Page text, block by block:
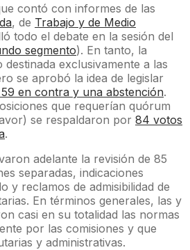
contó con informes de las
, de Trabajo y de Medio
todo el debate en la sesión del
segmento). En tanto, la
exclusivamente a las
se aprobó la idea de legislar
en contra y una abstención.
que requerían quórum
se respaldaron por 84 votos
.
adelante la revisión de 85
separadas, indicaciones
y reclamos de admisibilidad de
En términos generales, las y
casi en su totalidad las normas
por las comisiones y que
y administrativas.